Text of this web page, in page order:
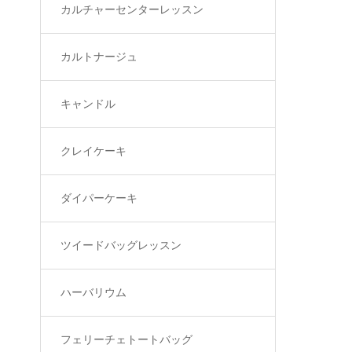
カルチャーセンターレッスン
カルトナージュ
キャンドル
クレイケーキ
ダイパーケーキ
ツイードバッグレッスン
ハーバリウム
フェリーチェトートバッグ